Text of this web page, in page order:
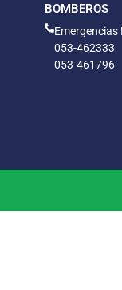
BOMBEROS
Emergencias
053-462333
053-461796